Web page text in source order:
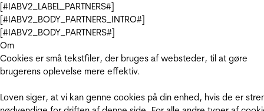
[#IABV2_LABEL_PARTNERS#]
[#IABV2_BODY_PARTNERS_INTRO#]
[#IABV2_BODY_PARTNERS#]
Om
Cookies er små tekstfiler, der bruges af websteder, til at gøre
brugerens oplevelse mere effektiv.
Loven siger, at vi kan genne cookies på din enhed, hvis de er